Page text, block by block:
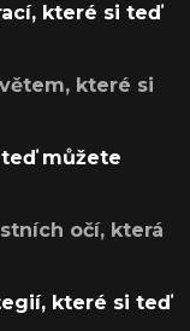
které si teď
které si
můžete
očí, která
které si teď